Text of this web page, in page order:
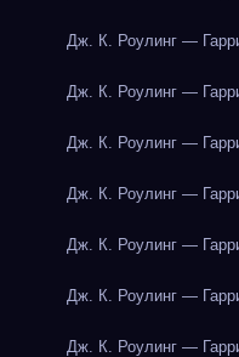
Дж. К. Роулинг —
Дж. К. Роулинг —
Дж. К. Роулинг —
Дж. К. Роулинг —
Дж. К. Роулинг —
Дж. К. Роулинг —
Дж. К. Роулинг —